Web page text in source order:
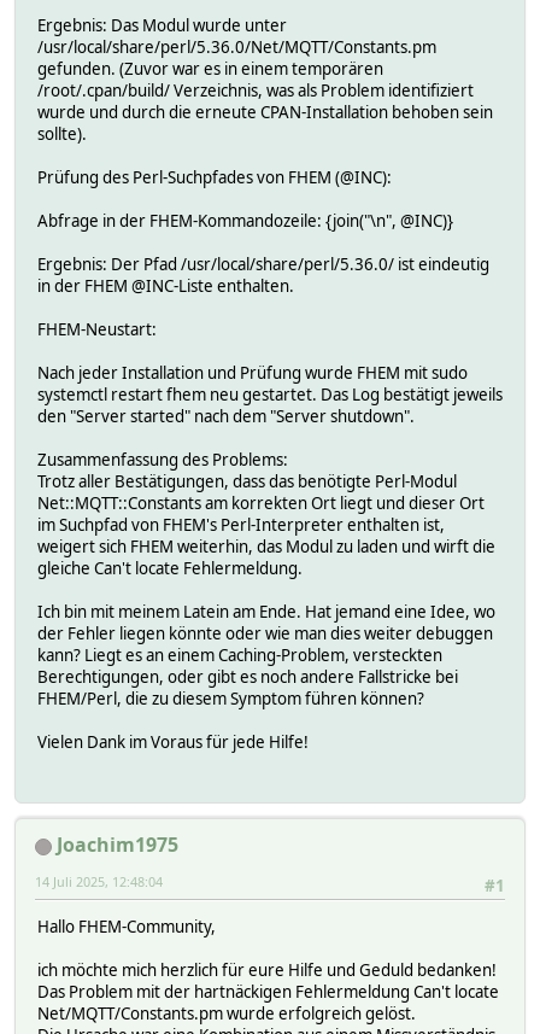
Ergebnis: Das Modul wurde unter
/usr/local/share/perl/5.36.0/Net/MQTT/Constants.pm
gefunden. (Zuvor war es in einem temporären
/root/.cpan/build/ Verzeichnis, was als Problem identifiziert
wurde und durch die erneute CPAN-Installation behoben sein
sollte).
Prüfung des Perl-Suchpfades von FHEM (@INC):
Abfrage in der FHEM-Kommandozeile: {join("\n", @INC)}
Ergebnis: Der Pfad /usr/local/share/perl/5.36.0/ ist eindeutig
in der FHEM @INC-Liste enthalten.
FHEM-Neustart:
Nach jeder Installation und Prüfung wurde FHEM mit sudo
systemctl restart fhem neu gestartet. Das Log bestätigt jeweils
den "Server started" nach dem "Server shutdown".
Zusammenfassung des Problems:
Trotz aller Bestätigungen, dass das benötigte Perl-Modul
Net::MQTT::Constants am korrekten Ort liegt und dieser Ort
im Suchpfad von FHEM's Perl-Interpreter enthalten ist,
weigert sich FHEM weiterhin, das Modul zu laden und wirft die
gleiche Can't locate Fehlermeldung.
Ich bin mit meinem Latein am Ende. Hat jemand eine Idee, wo
der Fehler liegen könnte oder wie man dies weiter debuggen
kann? Liegt es an einem Caching-Problem, versteckten
Berechtigungen, oder gibt es noch andere Fallstricke bei
FHEM/Perl, die zu diesem Symptom führen können?
Vielen Dank im Voraus für jede Hilfe!
Joachim1975
#1
14 Juli 2025, 12:48:04
Hallo FHEM-Community,
ich möchte mich herzlich für eure Hilfe und Geduld bedanken!
Das Problem mit der hartnäckigen Fehlermeldung Can't locate
Net/MQTT/Constants.pm wurde erfolgreich gelöst.